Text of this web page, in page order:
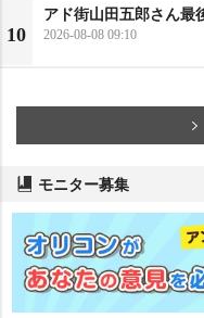
10
アド街山田五郎さん最
2026-08-08 09:10
モニター募集